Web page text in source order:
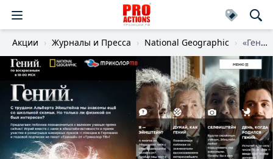
Акции Журналы и Пресса National Geographic «Гений»